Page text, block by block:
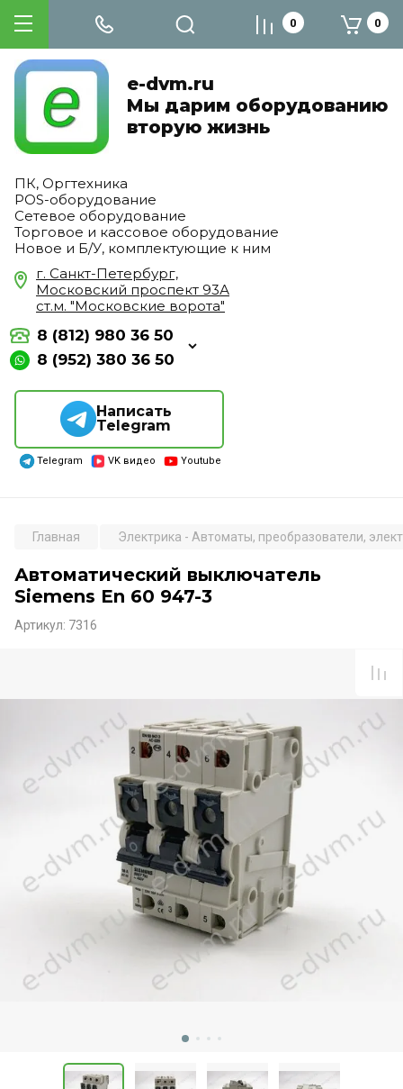
e-dvm.ru
Мы дарим оборудованию
вторую жизнь
ПК, Оргтехника
POS-оборудование
Сетевое оборудование
Торговое и кассовое оборудование
Новое и Б/У, комплектующие к ним
г. Санкт-Петербург,
Московский проспект 93А
ст.м. "Московские ворота"
8 (812) 980 36 50
8 (952) 380 36 50
Написать
Telegram
Telegram VK видео Youtube
0 0
Главная Электрика - Автоматы, преобразователи,
Автоматический выключатель
Siemens En 60 947-3
Артикул: 7316